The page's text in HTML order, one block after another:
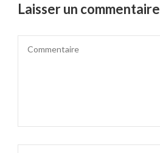
Laisser un commentaire